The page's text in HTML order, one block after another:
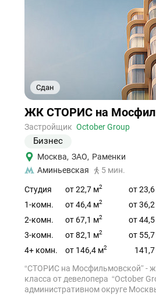
Сдан
Ссылка
на
объект
ЖК СТОРИС на
Застройщик October Group
Бизнес
Москва, ЗАО, Раменки
Аминьевская
5 мин.
Студия от 22,7 м2 от
1-комн.
от 46,4 м2 от
2-комн.
от 67,1 м2 от
3-комн.
от 82,1 м2 от
4+ комн.
от 146,4 м2
“СТОРИС на Мосфильмовской” -
класса от девелопера “October
административном округе